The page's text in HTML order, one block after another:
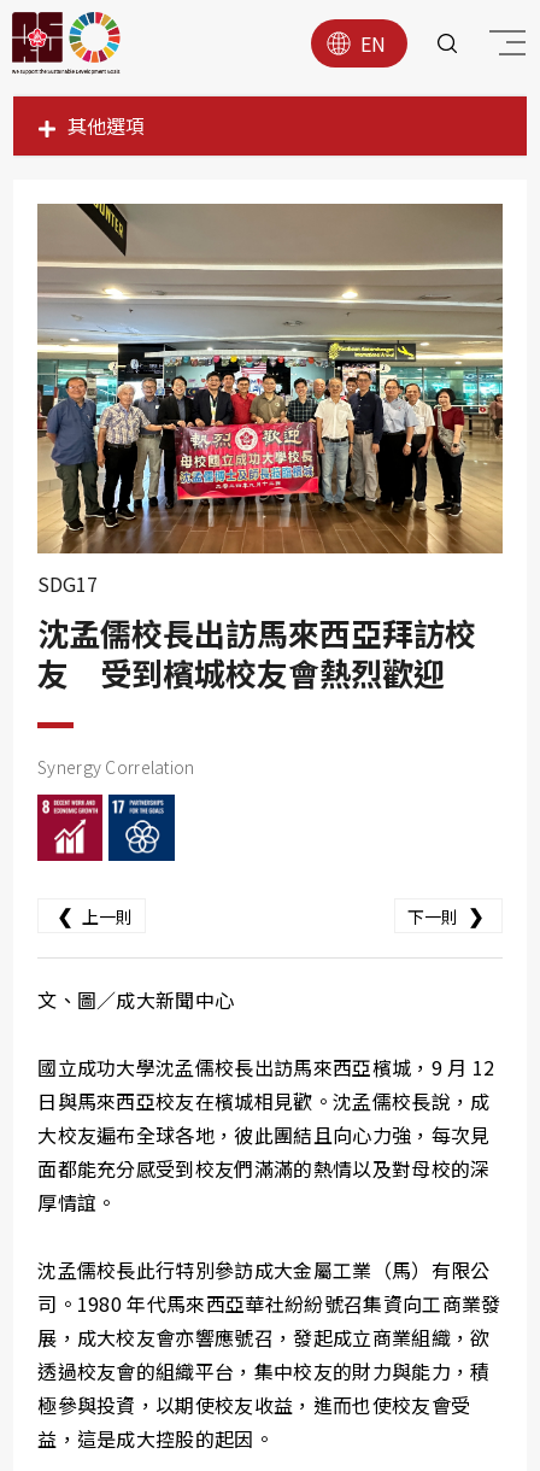
EN
其他選項
SDG1
SDG4
SDG5
SDG6
SDG7
SDG8
SDG9
SDG10
SDG12
SDG13
SDG17
沈孟儒校長出訪馬來西亞拜訪校
友 受到檳城校友會熱烈歡迎
Synergy Correlation
❮ 上一則 下一則 ❯
文、圖／成大新聞中心
國立成功大學沈孟儒校長出訪馬來西亞檳城，9 月 12
日與馬來西亞校友在檳城相見歡。沈孟儒校長說，成
大校友遍布全球各地，彼此團結且向心力強，每次見
面都能充分感受到校友們滿滿的熱情以及對母校的深
厚情誼。
沈孟儒校長此行特別參訪成大金屬工業（馬）有限公
司。1980 年代馬來西亞華社紛紛號召集資向工商業發
展，成大校友會亦響應號召，發起成立商業組織，欲
透過校友會的組織平台，集中校友的財力與能力，積
極參與投資，以期使校友收益，進而也使校友會受
益，這是成大控股的起因。